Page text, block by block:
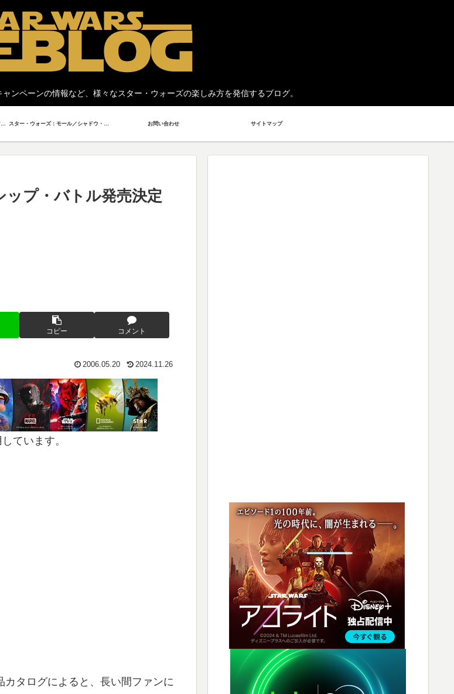
ンペーンの情報など、様々なスター・ウォーズの楽しみ方を発信するブログ。
お問い合わせ サイトマップ
プ・バトル発売決定
コピー コメント
2006.05.20 2024.11.26
ています。
タログによると、長い間ファンに